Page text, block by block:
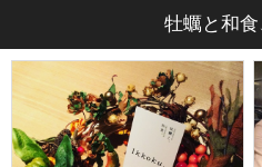
牡蠣と和